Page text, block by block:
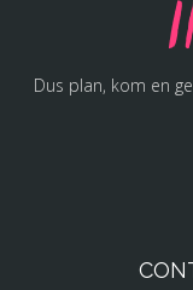
Dus plan, kom en